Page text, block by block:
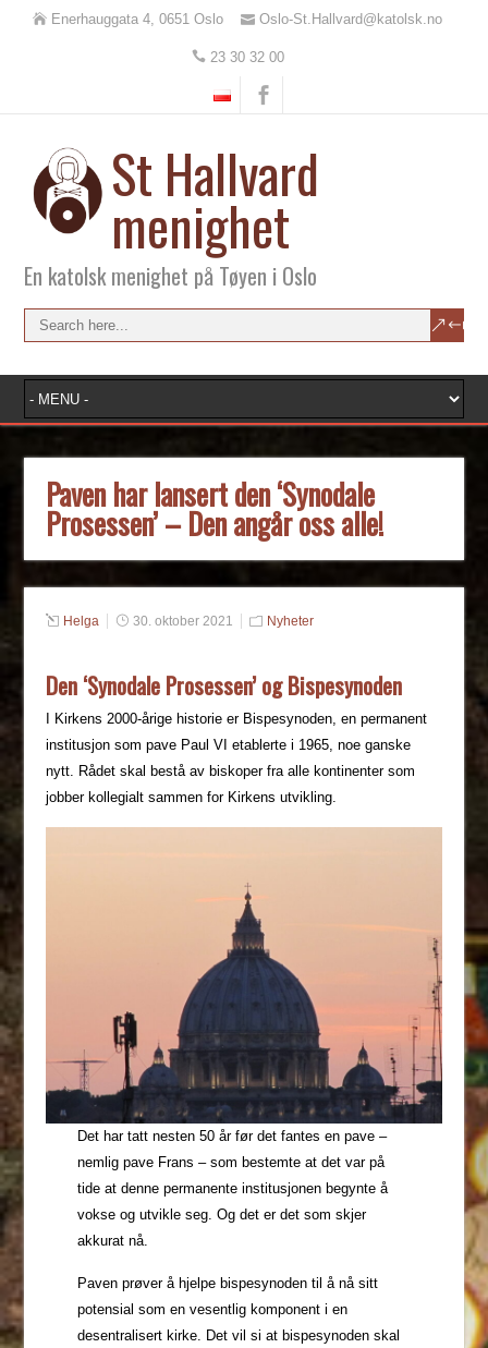
Enerhauggata 4, 0651 Oslo Oslo-St.Hallvard@katolsk.no
23 30 32 00
St Hallvard
menighet
En katolsk menighet på Tøyen i Oslo
Paven har lansert den ‘Synodale
Prosessen’ – Den angår oss alle!
Helga 30. oktober 2021 Nyheter
Den ‘Synodale Prosessen’ og Bispesynoden
I Kirkens 2000-årige historie er Bispesynoden, en permanent
institusjon som pave Paul VI etablerte i 1965, noe ganske
nytt. Rådet skal bestå av biskoper fra alle kontinenter som
jobber kollegialt sammen for Kirkens utvikling.
Det har tatt nesten 50 år før det fantes en pave –
nemlig pave Frans – som bestemte at det var på
tide at denne permanente institusjonen begynte å
vokse og utvikle seg. Og det er det som skjer
akkurat nå.
Paven prøver å hjelpe bispesynoden til å nå sitt
potensial som en vesentlig komponent i en
desentralisert kirke. Det vil si at bispesynoden skal